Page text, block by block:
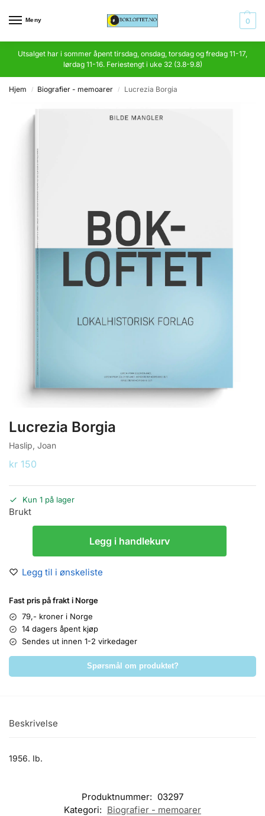
Meny 0
Utsalget har i sommer åpent tirsdag, onsdag, torsdag og fredag 11-17,
lørdag 11-16. Feriestengt i uke 32 (3.8-9.8)
Hjem / Biografier - memoarer / Lucrezia Borgia
Lucrezia Borgia
Haslip, Joan
kr 150
Kun 1 på lager
Brukt
Legg i handlekurv
Legg til i ønskeliste
Fast pris på frakt i Norge
79,- kroner i Norge
14 dagers åpent kjøp
Sendes ut innen 1-2 virkedager
Spørsmål om produktet?
Beskrivelse
1956. Ib.
Produktnummer: 03297
Kategori: Biografier - memoarer